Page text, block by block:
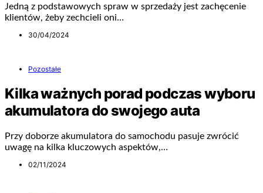
Jedną z podstawowych spraw w sprzedaży jest zachęcenie
klientów, żeby zechcieli oni…
30/04/2024
Pozostałe
Kilka ważnych porad podczas wyboru
akumulatora do swojego auta
Przy doborze akumulatora do samochodu pasuje zwrócić
uwagę na kilka kluczowych aspektów,…
02/11/2024